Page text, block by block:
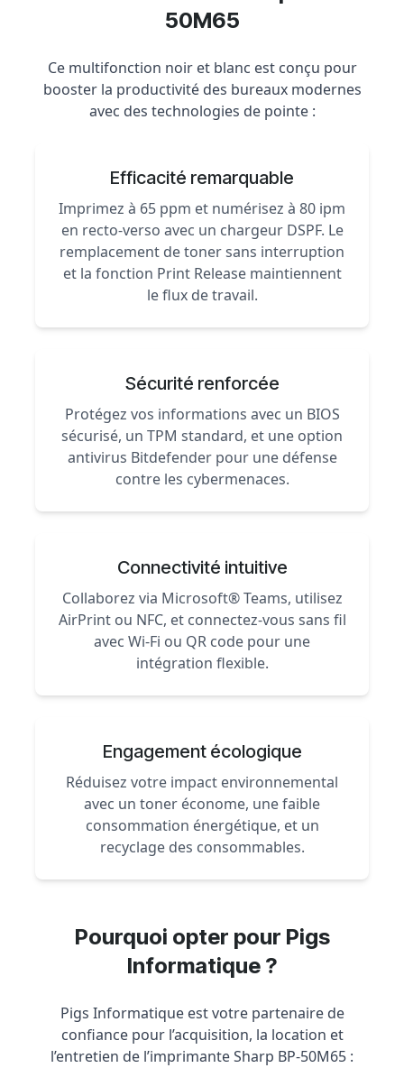
50M65
Ce multifonction noir et blanc est conçu pour
booster la productivité des bureaux modernes
avec des technologies de pointe :
Efficacité remarquable
Imprimez à 65 ppm et numérisez à 80 ipm
en recto-verso avec un chargeur DSPF. Le
remplacement de toner sans interruption
et la fonction Print Release maintiennent
le flux de travail.
Sécurité renforcée
Protégez vos informations avec un BIOS
sécurisé, un TPM standard, et une option
antivirus Bitdefender pour une défense
contre les cybermenaces.
Connectivité intuitive
Collaborez via Microsoft® Teams, utilisez
AirPrint ou NFC, et connectez-vous sans fil
avec Wi-Fi ou QR code pour une
intégration flexible.
Engagement écologique
Réduisez votre impact environnemental
avec un toner économe, une faible
consommation énergétique, et un
recyclage des consommables.
Pourquoi opter pour Pigs
Informatique ?
Pigs Informatique est votre partenaire de
confiance pour l’acquisition, la location et
l’entretien de l’imprimante Sharp BP-50M65 :